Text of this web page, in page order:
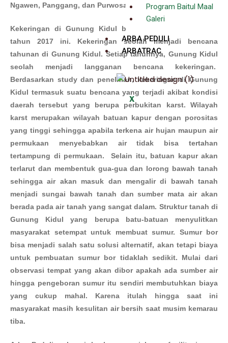
Program Baitul Maal
Galeri
ARBA PEDULI
ARBATRAC
X
Ngawen, Panggang, dan Purwosari.
Kekeringan di Gunung Kidul bukan hanya terjadi pada
tahun 2017 ini. Kekeringan seolah menjadi bencana
tahunan di Gunung Kidul. Setiap tahunnya, Gunung Kidul
seolah menjadi langganan bencana kekeringan.
Berdasarkan study dan penelitian, kekeringan di Gunung
Kidul termasuk suatu bencana yang terjadi akibat kondisi
daerah tersebut yang berupa perbukitan karst. Wilayah
karst merupakan wilayah batuan kapur dengan porositas
yang tinggi sehingga apabila terkena air hujan maupun air
permukaan menyebabkan air tidak bisa tertahan
tertampung di permukaan. Selain itu, batuan kapur akan
terlarut dan membentuk gua-gua dan lorong bawah tanah
sehingga air akan masuk dan mengalir di bawah tanah
menjadi sungai bawah tanah dan sumber mata air akan
berada pada air tanah yang sangat dalam. Struktur tanah di
Gunung Kidul yang berupa batu-batuan menyulitkan
masyarakat setempat untuk membuat sumur. Sumur bor
bisa menjadi salah satu solusi alternatif, akan tetapi biaya
untuk pembuatan sumur bor tidaklah sedikit. Mulai dari
observasi tempat yang akan dibor apakah ada sumber air
hingga pengeboran sumur itu sendiri membutuhkan biaya
yang cukup mahal. Karena itulah hingga saat ini
masyarakat masih kesulitan air bersih saat musim kemarau
tiba.